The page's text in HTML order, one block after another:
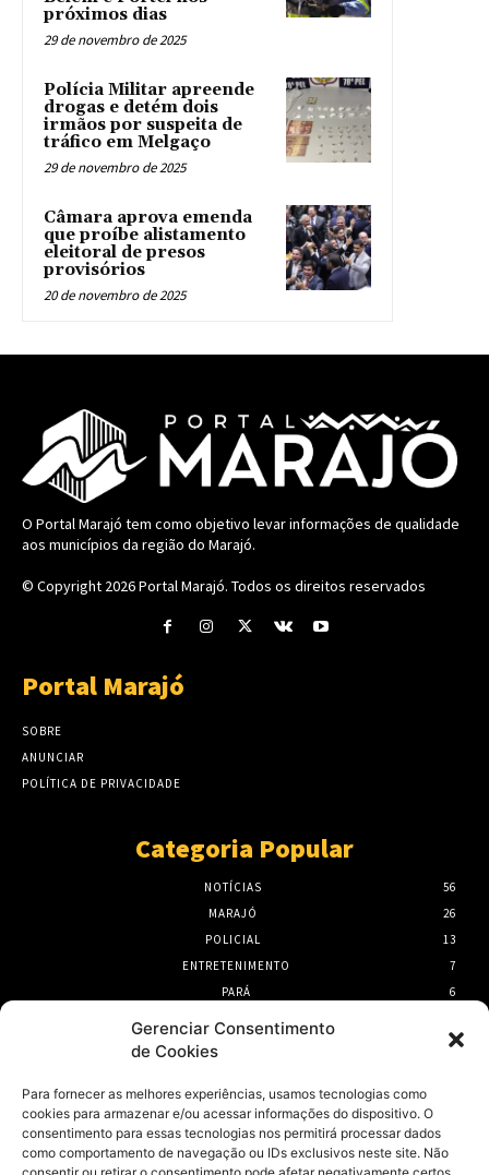
Gerenciar Consentimento
de Cookies
Para fornecer as melhores experiências, usamos tecnologias como
cookies para armazenar e/ou acessar informações do dispositivo. O
consentimento para essas tecnologias nos permitirá processar dados
como comportamento de navegação ou IDs exclusivos neste site. Não
próximos dias
29 de novembro de 2025
Polícia Militar apreende
drogas e detém dois
irmãos por suspeita de
tráfico em Melgaço
29 de novembro de 2025
Câmara aprova emenda
que proíbe alistamento
eleitoral de presos
provisórios
20 de novembro de 2025
O Portal Marajó tem como objetivo levar informações de qualidade
aos municípios da região do Marajó.
© Copyright 2026Portal Marajó. Todos os direitos reservados
Portal Marajó
SOBRE
ANUNCIAR
POLÍTICA DE PRIVACIDADE
Categoria Popular
NOTÍCIAS
56
MARAJÓ
26
POLICIAL
13
ENTRETENIMENTO
7
PARÁ
6
- Publicidade -